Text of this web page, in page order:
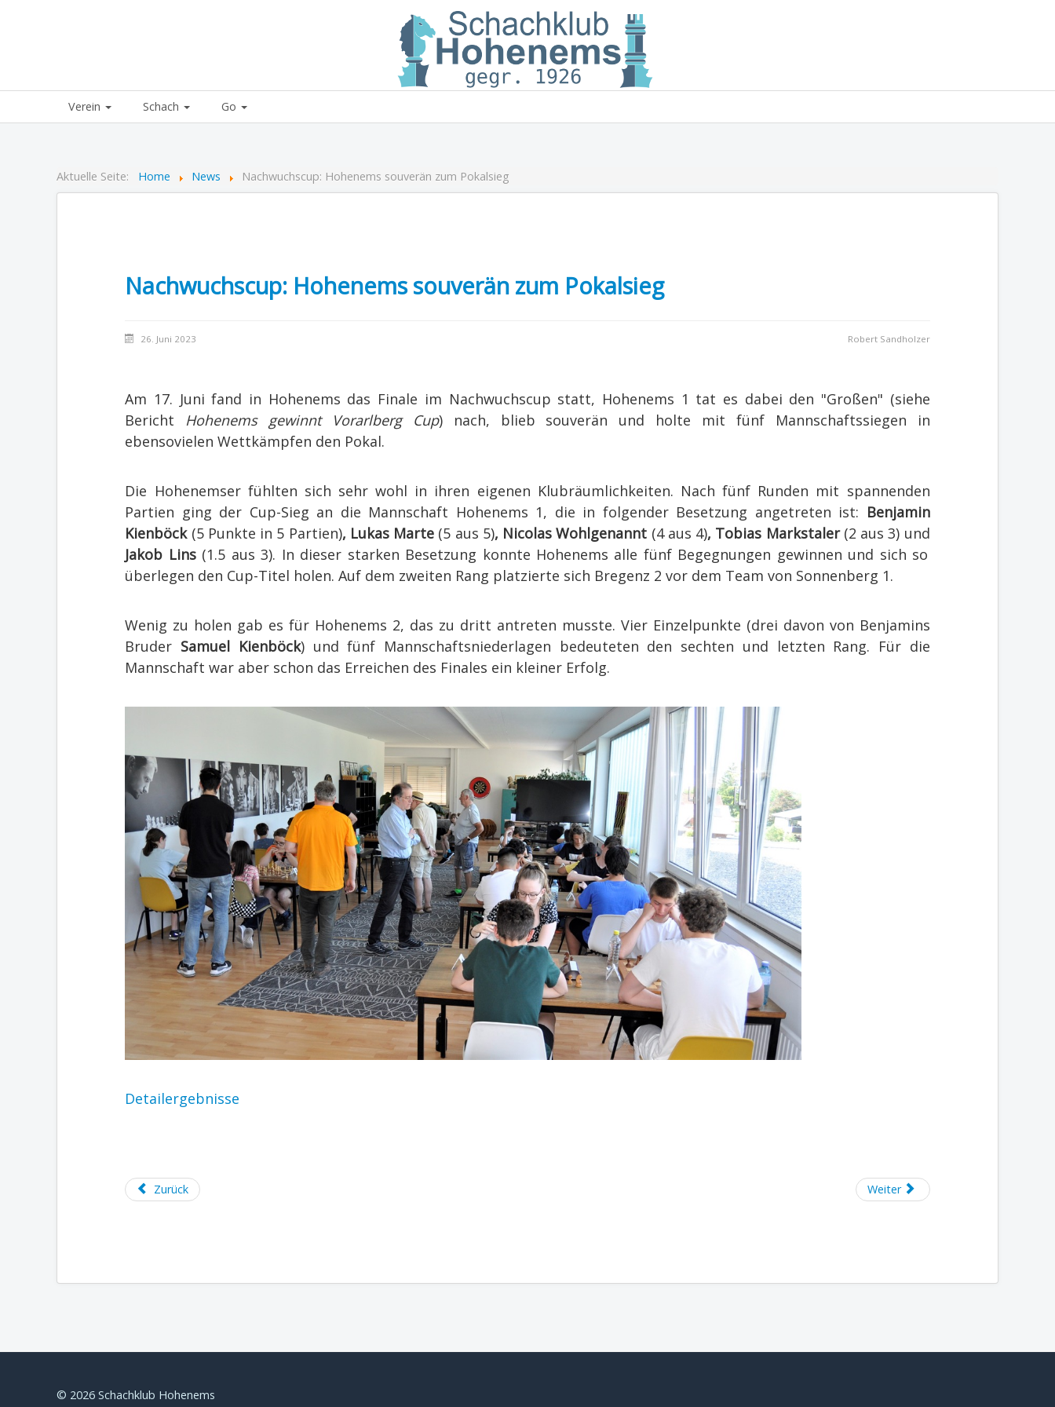
Verein Schach Go
Aktuelle Seite: Home News Nachwuchscup: Hohenems souverän zum Pokalsieg
Nachwuchscup: Hohenems souverän zum Pokalsieg
26. Juni 2023 Robert Sandholzer
Am 17. Juni fand in Hohenems das Finale im Nachwuchscup statt, Hohenems 1 tat es dabei den "Großen" (siehe
Bericht Hohenems gewinnt Vorarlberg Cup) nach, blieb souverän und holte mit fünf Mannschaftssiegen in
ebensovielen Wettkämpfen den Pokal.
Die Hohenemser fühlten sich sehr wohl in ihren eigenen Klubräumlichkeiten. Nach fünf Runden mit spannenden
Partien ging der Cup-Sieg an die Mannschaft Hohenems 1, die in folgender Besetzung angetreten ist: Benjamin
Kienböck(5 Punkte in 5 Partien), Lukas Marte (5 aus 5), Nicolas Wohlgenannt (4 aus 4), Tobias Markstaler(2 aus 3) und
Jakob Lins(1.5 aus 3). In dieser starken Besetzung konnte Hohenems alle fünf Begegnungen gewinnen und sich so
überlegen den Cup-Titel holen. Auf dem zweiten Rang platzierte sich Bregenz 2 vor dem Team von Sonnenberg 1.
Wenig zu holen gab es für Hohenems 2, das zu dritt antreten musste. Vier Einzelpunkte (drei davon von Benjamins
Bruder Samuel Kienböck) und fünf Mannschaftsniederlagen bedeuteten den sechten und letzten Rang. Für die
Mannschaft war aber schon das Erreichen des Finales ein kleiner Erfolg.
Detailergebnisse
Zurück Weiter
© 2026 Schachklub Hohenems